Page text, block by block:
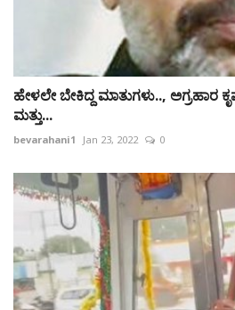
ಹೇಳಲೇ ಬೇಕಿದ್ದ ಮಾತುಗಳು.., ಅಗ್ರಹಾರ
ಮತ್ತು...
bevarahani1 Jan 23, 2022 0